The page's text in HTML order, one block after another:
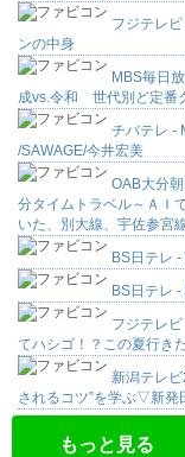
フジテレ
ンの中身
MBS毎日
成vs.令和 世代別ど定番
チバテレ -
/SAWAGE/今井宏美
OAB大分
分タイムトラベル～ＡＩ
いた、別大線、宇佐参宮
BS日テレ
BS日テレ
フジテレ
てハシゴ！？この夏行き
新潟テレ
されるコツ”を学ぶ▽新発
もっと見る